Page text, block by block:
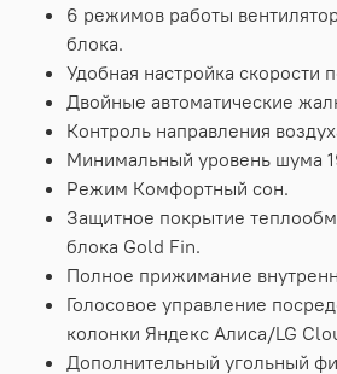
6 режимов работы
блока.
Удобная настройка скорости
Двойные автоматические
Контроль направления
Минимальный уровень шума
Режим Комфортный сон.
Защитное покрытие
блока Gold Fin.
Полное прижимание
Голосовое управление
колонки Яндекс Алиса/LG
Дополнительный угольный